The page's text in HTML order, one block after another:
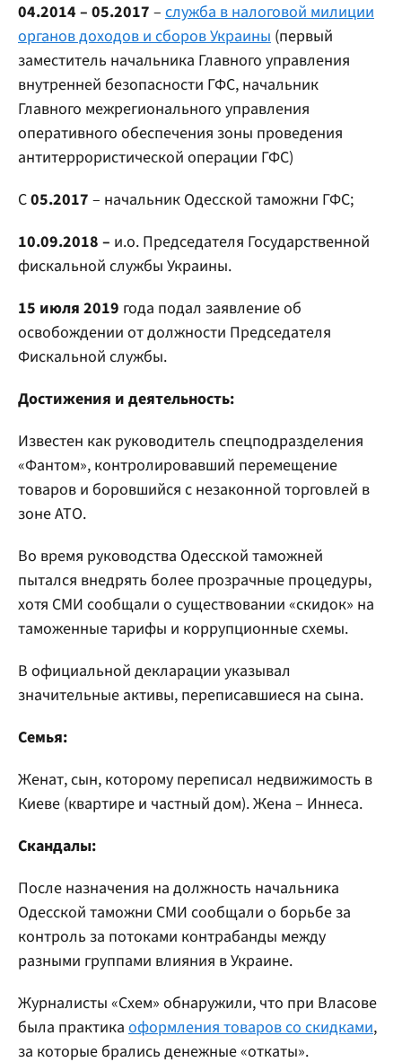
04.2014 – 05.2017 – служба в налоговой милиции
органов доходов и сборов Украины (первый
заместитель начальника Главного управления
внутренней безопасности ГФС, начальник
Главного межрегионального управления
оперативного обеспечения зоны проведения
антитеррористической операции ГФС)
С05.2017 – начальник Одесской таможни ГФС;
10.09.2018 – и.о. Председателя Государственной
фискальной службы Украины.
15 июля 2019 года подал заявление об
освобождении от должности Председателя
Фискальной службы.
Достижения и деятельность:
Известен как руководитель спецподразделения
«Фантом», контролировавший перемещение
товаров и боровшийся с незаконной торговлей в
зоне АТО.
Во время руководства Одесской таможней
пытался внедрять более прозрачные процедуры,
хотя СМИ сообщали о существовании «скидок» на
таможенные тарифы и коррупционные схемы.
В официальной декларации указывал
значительные активы, переписавшиеся на сына.
Семья:
Женат, сын, которому переписал недвижимость в
Киеве (квартире и частный дом). Жена – Иннеса.
Скандалы:
После назначения на должность начальника
Одесской таможни СМИ сообщали о борьбе за
контроль за потоками контрабанды между
разными группами влияния в Украине.
Журналисты «Схем» обнаружили, что при Власове
была практика оформления товаров со скидками,
за которые брались денежные «откаты».